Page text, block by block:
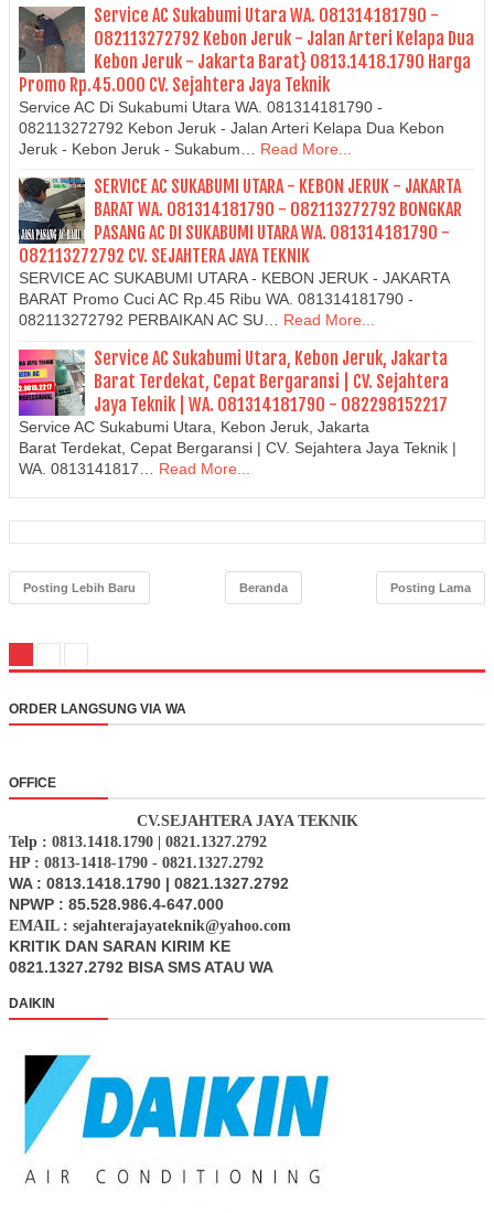
Service AC Sukabumi Utara WA. 081314181790 -
082113272792 Kebon Jeruk - Jalan Arteri Kelapa Dua
Kebon Jeruk - Jakarta Barat} 0813.1418.1790 Harga
Promo Rp.45.000 CV. Sejahtera Jaya Teknik
Service AC Di Sukabumi Utara WA. 081314181790 -
082113272792 Kebon Jeruk - Jalan Arteri Kelapa Dua Kebon
Jeruk - Kebon Jeruk - Sukabum…
Read More...
SERVICE AC SUKABUMI UTARA - KEBON JERUK - JAKARTA
BARAT WA. 081314181790 - 082113272792 BONGKAR
PASANG AC DI SUKABUMI UTARA WA. 081314181790 -
082113272792 CV. SEJAHTERA JAYA TEKNIK
SERVICE AC SUKABUMI UTARA - KEBON JERUK - JAKARTA
BARAT Promo Cuci AC Rp.45 Ribu WA. 081314181790 -
082113272792 PERBAIKAN AC SU…
Read More...
Service AC Sukabumi Utara, Kebon Jeruk, Jakarta
Barat Terdekat, Cepat Bergaransi | CV. Sejahtera
Jaya Teknik | WA. 081314181790 - 082298152217
Service AC Sukabumi Utara, Kebon Jeruk, Jakarta
Barat Terdekat, Cepat Bergaransi | CV. Sejahtera Jaya Teknik |
WA. 0813141817…
Read More...
Posting Lebih Baru Posting Lama
Beranda
ORDER LANGSUNG VIA WA
OFFICE
CV.SEJAHTERA JAYA TEKNIK
Telp : 0813.1418.1790 | 0821.1327.2792
HP : 0813-1418-1790 - 0821.1327.2792
WA : 0813.1418.1790 | 0821.1327.2792
NPWP : 85.528.986.4-647.000
EMAIL : sejahterajayateknik@yahoo.com
KRITIK DAN SARAN KIRIM KE
0821.1327.2792 BISA SMS ATAU WA
DAIKIN